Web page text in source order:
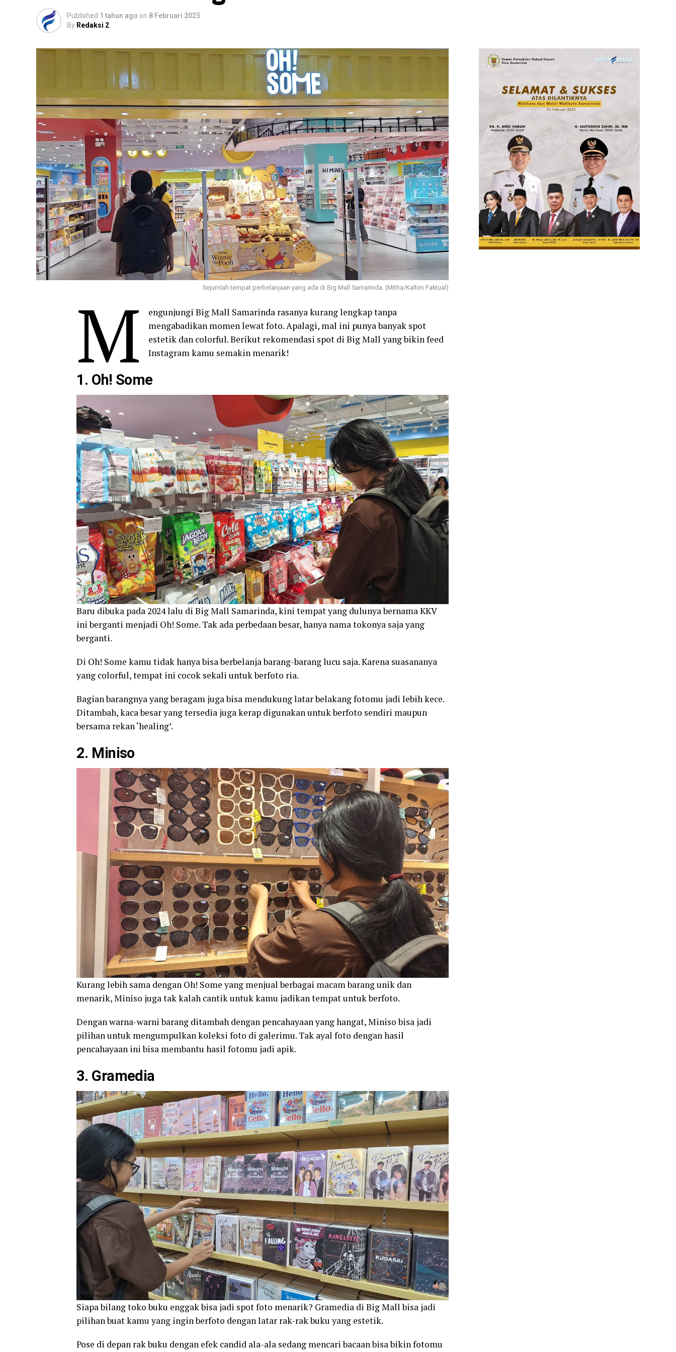
Published 1 tahun ago on 8 Februari 2025
By Redaksi 2
Sejumlah tempat perbelanjaan yang ada di Big Mall Samarinda. (Mitha/Kaltim Faktual)
M
engunjungi Big Mall Samarinda rasanya kurang lengkap tanpa
mengabadikan momen lewat foto. Apalagi, mal ini punya banyak spot
estetik dan colorful. Berikut rekomendasi spot di Big Mall yang bikin feed
Instagram kamu semakin menarik!
1. Oh! Some
Baru dibuka pada 2024 lalu di Big Mall Samarinda, kini tempat yang dulunya bernama KKV
ini berganti menjadi Oh! Some. Tak ada perbedaan besar, hanya nama tokonya saja yang
berganti.
Di Oh! Some kamu tidak hanya bisa berbelanja barang-barang lucu saja. Karena suasananya
yang colorful, tempat ini cocok sekali untuk berfoto ria.
Bagian barangnya yang beragam juga bisa mendukung latar belakang fotomu jadi lebih kece.
Ditambah, kaca besar yang tersedia juga kerap digunakan untuk berfoto sendiri maupun
bersama rekan ‘healing’.
2. Miniso
Kurang lebih sama dengan Oh! Some yang menjual berbagai macam barang unik dan
menarik, Miniso juga tak kalah cantik untuk kamu jadikan tempat untuk berfoto.
Dengan warna-warni barang ditambah dengan pencahayaan yang hangat, Miniso bisa jadi
pilihan untuk mengumpulkan koleksi foto di galerimu. Tak ayal foto dengan hasil
pencahayaan ini bisa membantu hasil fotomu jadi apik.
3. Gramedia
Siapa bilang toko buku enggak bisa jadi spot foto menarik? Gramedia di Big Mall bisa jadi
pilihan buat kamu yang ingin berfoto dengan latar rak-rak buku yang estetik.
Pose di depan rak buku dengan efek candid ala-ala sedang mencari bacaan bisa bikin fotomu